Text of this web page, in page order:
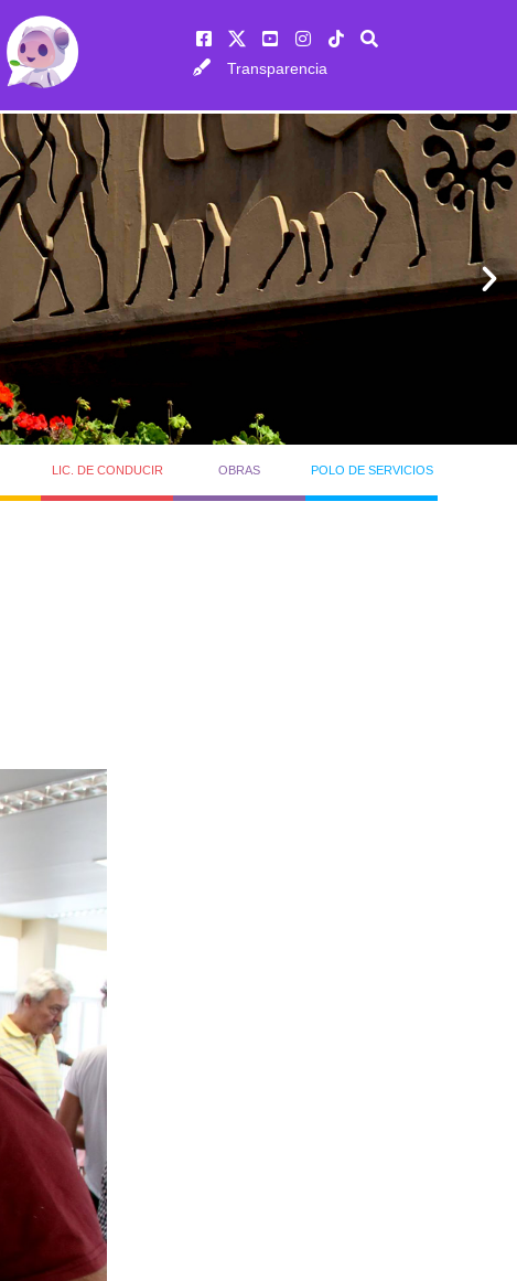
Transparencia
LIC. DE CONDUCIR OBRAS POLO DE SERVICIOS